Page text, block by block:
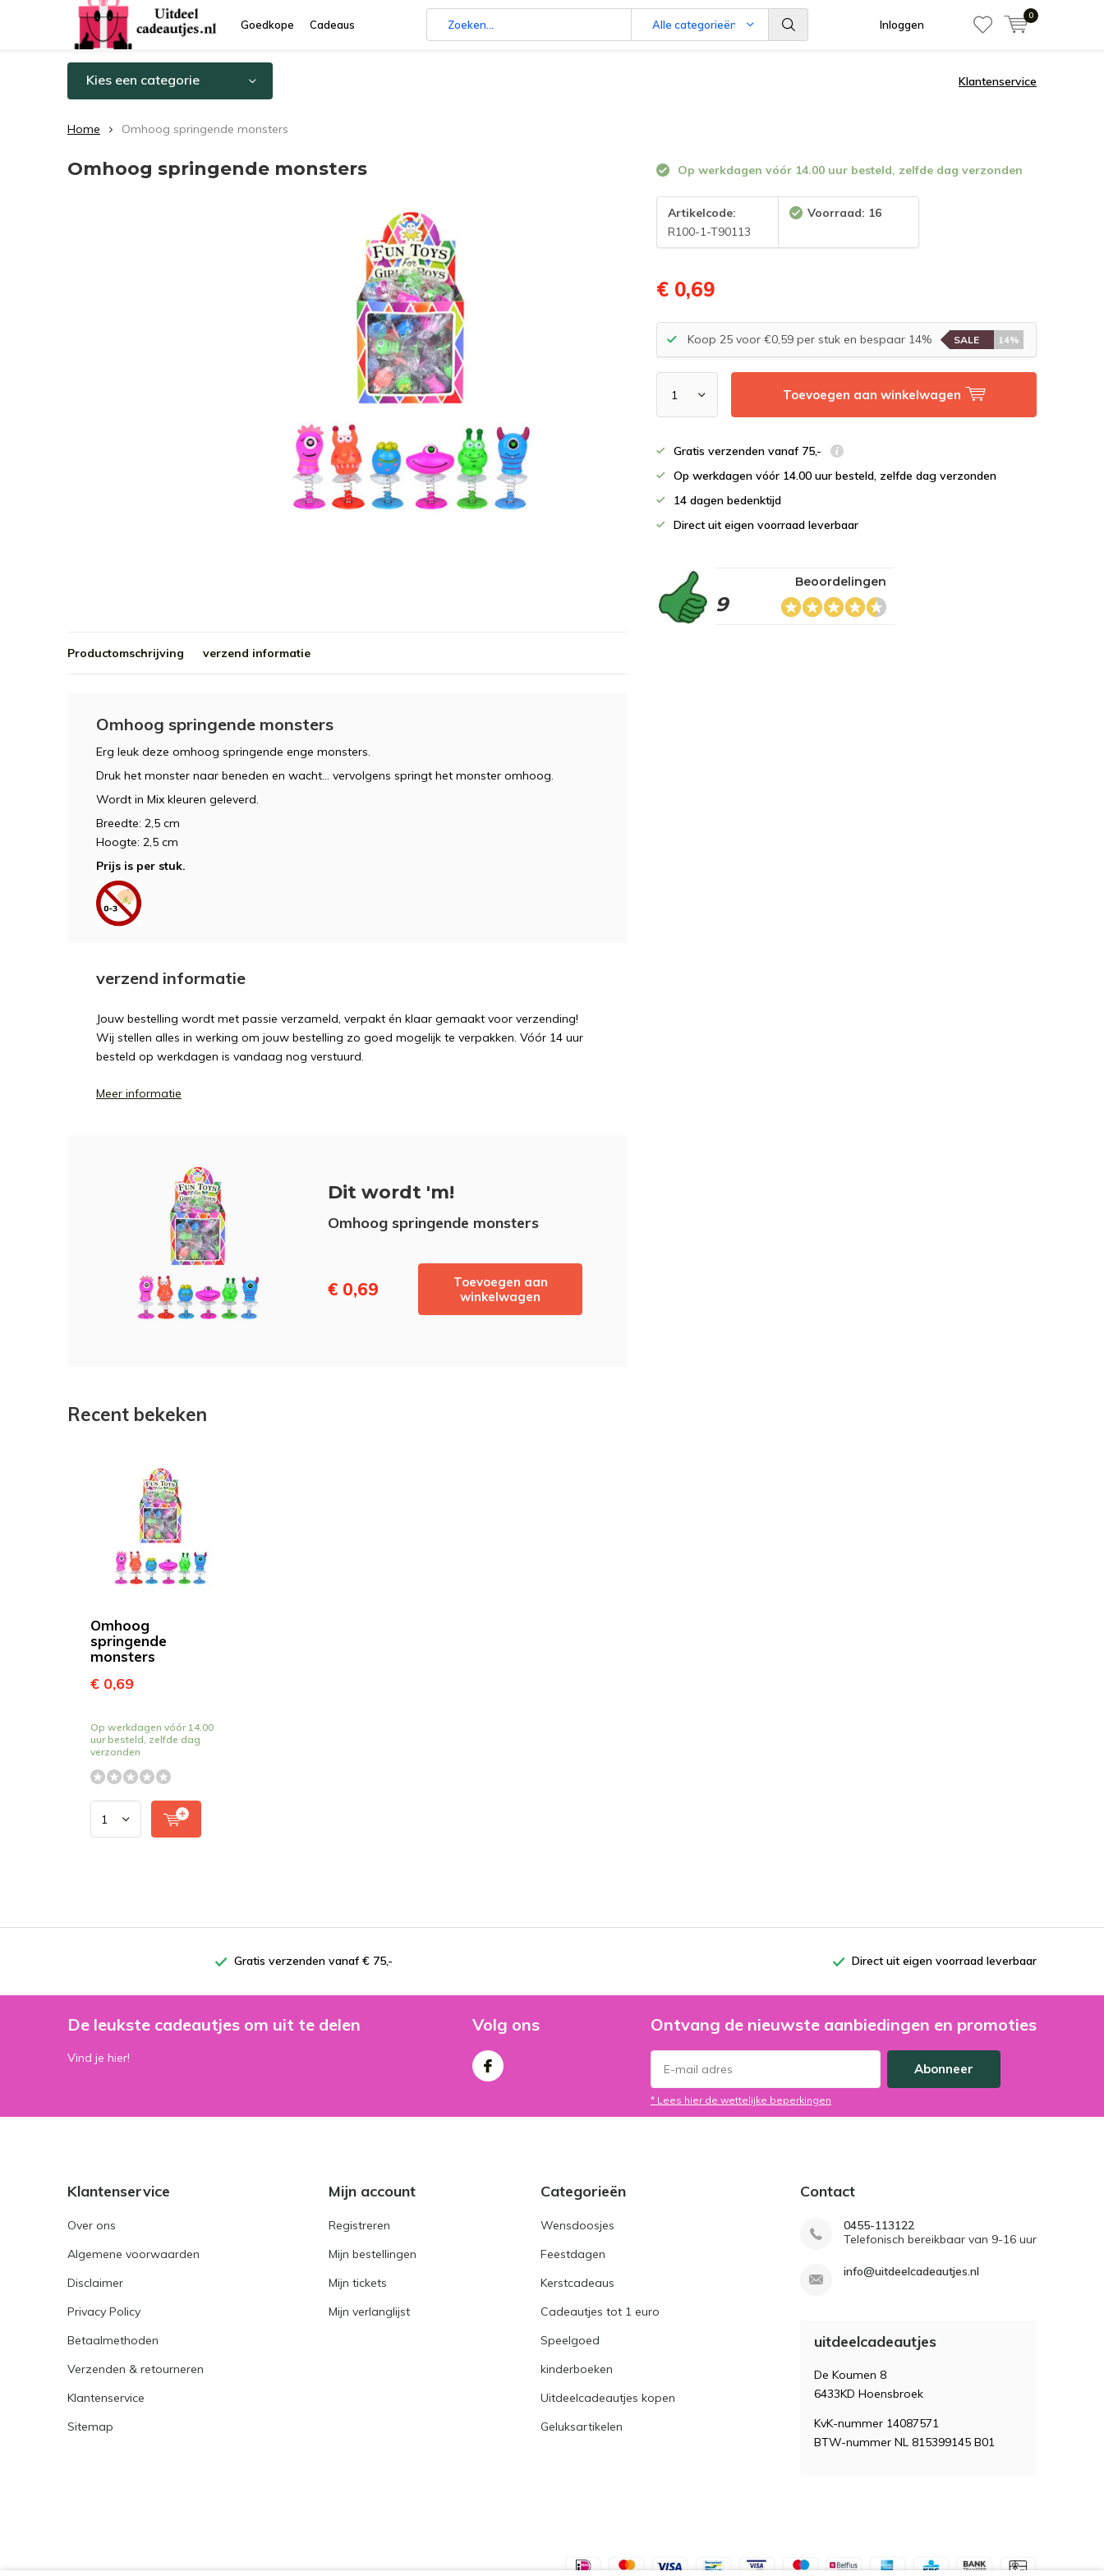
Goedkope Cadeaus Alle categorieën Inloggen
0
Kies een categorie Klantenservice
Home Omhoog springende monsters
Omhoog springende monsters Op werkdagen vóór 14.00 uur besteld, zelfde dag verzonden
Artikelcode:
R100-1-T90113
Voorraad: 16
€ 0,69
Koop 25 voor €0,59 per stuk en bespaar 14% SALE 14%
Toevoegen aan winkelwagen
Gratis verzenden vanaf 75,-
Op werkdagen vóór 14.00 uur besteld, zelfde dag verzonden
14 dagen bedenktijd
Direct uit eigen voorraad leverbaar
9
Beoordelingen
Productomschrijving verzend informatie
Omhoog springende monsters
Erg leuk deze omhoog springende enge monsters.
Druk het monster naar beneden en wacht... vervolgens springt het monster omhoog.
Wordt in Mix kleuren geleverd.
Breedte: 2,5 cm
Hoogte: 2,5 cm
Prijs is per stuk.
verzend informatie
Jouw bestelling wordt met passie verzameld, verpakt én klaar gemaakt voor verzending!
Wij stellen alles in werking om jouw bestelling zo goed mogelijk te verpakken. Vóór 14 uur
besteld op werkdagen is vandaag nog verstuurd.
Meer informatie
Dit wordt 'm!
Omhoog springende monsters
€ 0,69
Toevoegen aan
winkelwagen
Recent bekeken
Omhoog
springende
monsters
€ 0,69
Op werkdagen vóór 14.00
uur besteld, zelfde dag
verzonden
Gratis verzenden vanaf € 75,- Direct uit eigen voorraad leverbaar
De leukste cadeautjes om uit te delen
Vind je hier!
Volg ons Ontvang de nieuwste aanbiedingen en promoties
Abonneer
* Lees hier de wettelijke beperkingen
Klantenservice
Over ons
Algemene voorwaarden
Disclaimer
Privacy Policy
Betaalmethoden
Verzenden & retourneren
Klantenservice
Sitemap
Mijn account
Registreren
Mijn bestellingen
Mijn tickets
Mijn verlanglijst
Categorieën
Wensdoosjes
Feestdagen
Kerstcadeaus
Cadeautjes tot 1 euro
Speelgoed
kinderboeken
Uitdeelcadeautjes kopen
Geluksartikelen
Contact
0455-113122
Telefonisch bereikbaar van 9-16 uur
info@uitdeelcadeautjes.nl
uitdeelcadeautjes
De Koumen 8
6433KD Hoensbroek
KvK-nummer 14087571
BTW-nummer NL 815399145 B01